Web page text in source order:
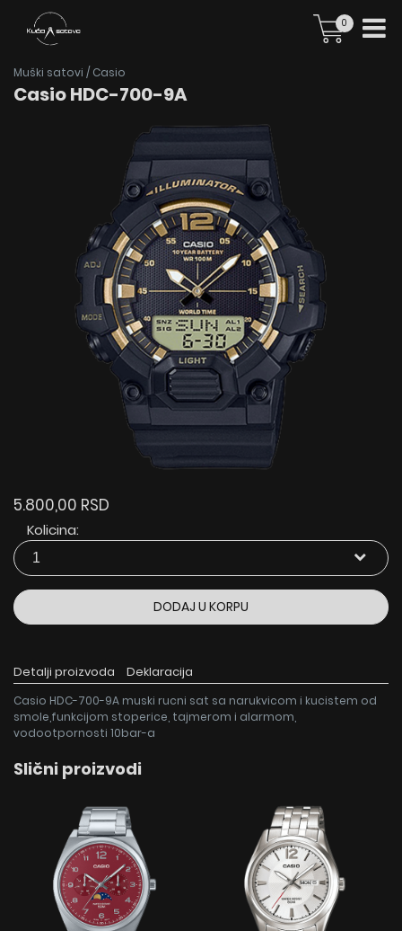
0
Muški satovi / Casio
Casio HDC-700-9A
5.800,00 RSD
Kolicina:
DODAJ U KORPU
Detalji proizvoda Deklaracija
Casio HDC-700-9A muski rucni sat sa narukvicom i kucistem od
smole,funkcijom stoperice, tajmerom i alarmom,
vodootpornosti 10bar-a
Slični proizvodi